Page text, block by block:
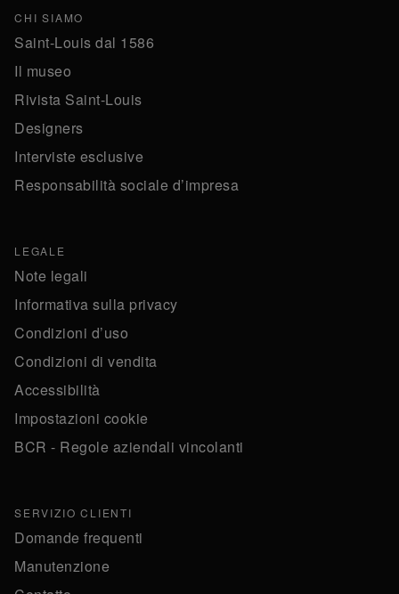
CHI SIAMO
Saint-Louis dal 1586
Il museo
Rivista Saint-Louis
Designers
Interviste esclusive
Responsabilità sociale d’impresa
LEGALE
Note legali
Informativa sulla privacy
Condizioni d’uso
Condizioni di vendita
Accessibilità
Impostazioni cookie
BCR - Regole aziendali vincolanti
SERVIZIO CLIENTI
Domande frequenti
Manutenzione